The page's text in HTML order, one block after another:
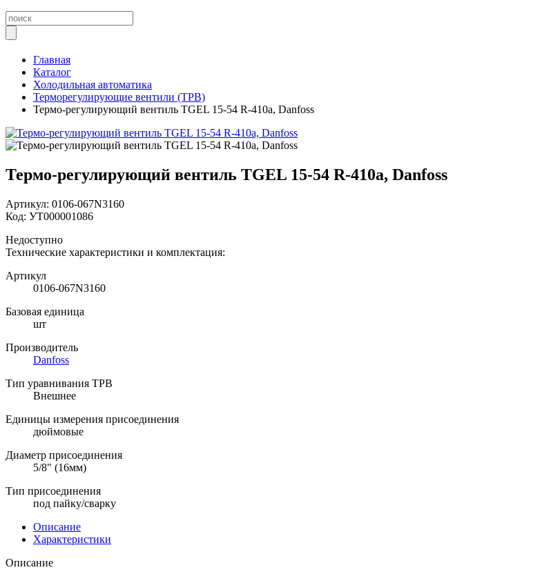
Главная
Каталог
Холодильная автоматика
Терморегулирующие вентили (ТРВ)
Термо-регулирующий вентиль TGEL 15-54 R-410a, Danfoss
Термо-регулирующий вентиль TGEL 15-54 R-410a, Danfoss
Артикул: 0106-067N3160
Код: УТ000001086
Недоступно
Технические характеристики и комплектация:
Артикул
0106-067N3160
Базовая единица
шт
Производитель
Danfoss
Тип уравнивания ТРВ
Внешнее
Единицы измерения присоединения
дюймовые
Диаметр присоединения
5/8" (16мм)
Тип присоединения
под пайку/сварку
Описание
Характеристики
Описание